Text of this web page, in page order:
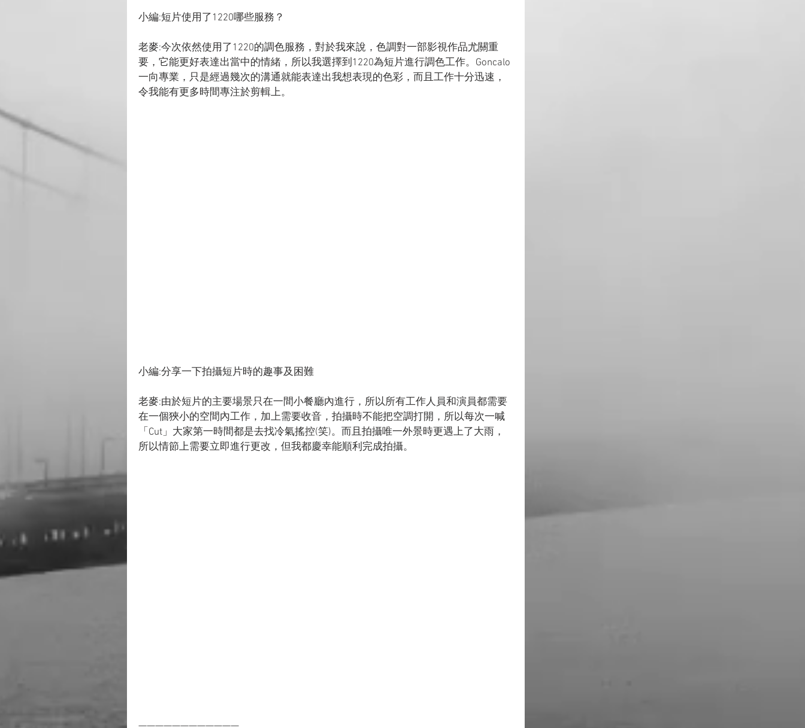
小編:短片使用了1220哪些服務？
老麥:今次依然使用了1220的調色服務，對於我來說，色調對一部影視作品尤關重
要，它能更好表達出當中的情緒，所以我選擇到1220為短片進行調色工作。Goncalo
一向專業，只是經過幾次的溝通就能表達出我想表現的色彩，而且工作十分迅速，
令我能有更多時間專注於剪輯上。
小編:分享一下拍攝短片時的趣事及困難
老麥:由於短片的主要場景只在一間小餐廳內進行，所以所有工作人員和演員都需要
在一個狹小的空間內工作，加上需要收音，拍攝時不能把空調打開，所以每次一喊
「Cut」大家第一時間都是去找冷氣搖控(笑)。而且拍攝唯一外景時更遇上了大雨，
所以情節上需要立即進行更改，但我都慶幸能順利完成拍攝。